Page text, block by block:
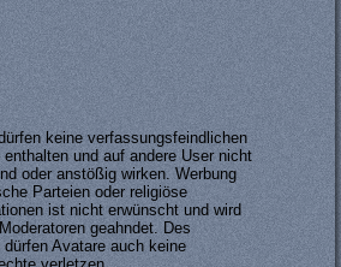
keine verfassungsfeindlichen
enthalten und auf andere User nicht
oder anstößig wirken. Werbung
Parteien oder religiöse
ist nicht erwünscht und wird
geahndet. Des
dürfen Avatare auch keine